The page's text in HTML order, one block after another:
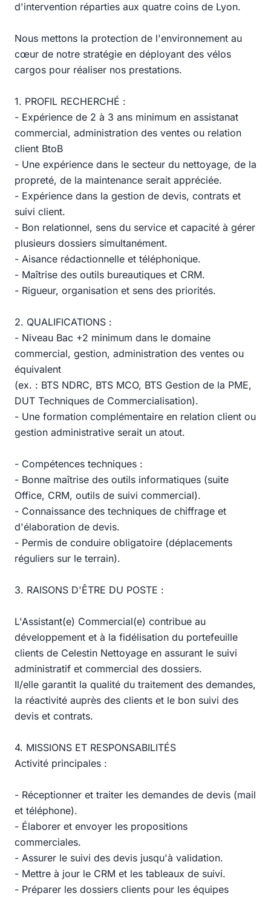
d'intervention réparties aux quatre coins de Lyon.
Nous mettons la protection de l'environnement au
cœur de notre stratégie en déployant des vélos
cargos pour réaliser nos prestations.
1. PROFIL RECHERCHÉ :
- Expérience de 2 à 3 ans minimum en assistanat
commercial, administration des ventes ou relation
client BtoB
- Une expérience dans le secteur du nettoyage, de la
propreté, de la maintenance serait appréciée.
- Expérience dans la gestion de devis, contrats et
suivi client.
- Bon relationnel, sens du service et capacité à gérer
plusieurs dossiers simultanément.
- Aisance rédactionnelle et téléphonique.
- Maîtrise des outils bureautiques et CRM.
- Rigueur, organisation et sens des priorités.
2. QUALIFICATIONS :
- Niveau Bac +2 minimum dans le domaine
commercial, gestion, administration des ventes ou
équivalent
(ex. : BTS NDRC, BTS MCO, BTS Gestion de la PME,
DUT Techniques de Commercialisation).
- Une formation complémentaire en relation client ou
gestion administrative serait un atout.
- Compétences techniques :
- Bonne maîtrise des outils informatiques (suite
Office, CRM, outils de suivi commercial).
- Connaissance des techniques de chiffrage et
d'élaboration de devis.
- Permis de conduire obligatoire (déplacements
réguliers sur le terrain).
3. RAISONS D'ÊTRE DU POSTE :
L'Assistant(e) Commercial(e) contribue au
développement et à la fidélisation du portefeuille
clients de Celestin Nettoyage en assurant le suivi
administratif et commercial des dossiers.
Il/elle garantit la qualité du traitement des demandes,
la réactivité auprès des clients et le bon suivi des
devis et contrats.
4. MISSIONS ET RESPONSABILITÉS
Activité principales :
- Réceptionner et traiter les demandes de devis (mail
et téléphone).
- Élaborer et envoyer les propositions
commerciales.
- Assurer le suivi des devis jusqu'à validation.
- Mettre à jour le CRM et les tableaux de suivi.
- Préparer les dossiers clients pour les équipes